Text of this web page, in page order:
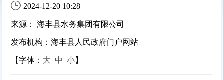
2024-12-20 10:28
来源： 海丰县水务集团有限公司
发布机构：海丰县人民政府门户网站
【字体： 大 中 小】